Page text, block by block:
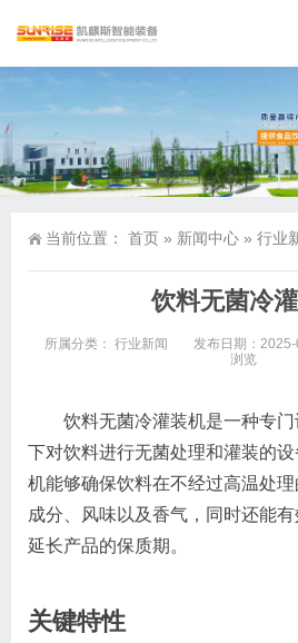
当前位置： 首页 » 新闻中心 » 行业
饮料无菌冷
所属分类： 行业新闻 发布日期：
浏览
饮料无菌冷灌装机是一种专
下对饮料进行无菌处理和灌装的
机能够确保饮料在不经过高温处
成分、风味以及香气，同时还能有
延长产品的保质期。
关键特性